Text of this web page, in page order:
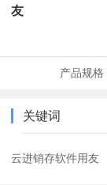
友
产品规格
关键词
云进销存软件用友